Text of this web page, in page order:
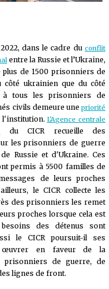
dans le cadre du conflit
entre la Russie et l’Ukraine,
plus de 1500 prisonniers de
côté ukrainien que du côté
à tous les prisonniers de
civils demeure une priorité
l'institution. L'Agence centrale
du CICR recueille des
les prisonniers de guerre
Russie et d'Ukraine. Ces
permis à 5500 familles de
de leurs proches
le CICR collecte les
des prisonniers les remet
proches lorsque cela est
des détenus sont
le CICR poursuit-il ses
en faveur de la
prisonniers de guerre, de
lignes de front.